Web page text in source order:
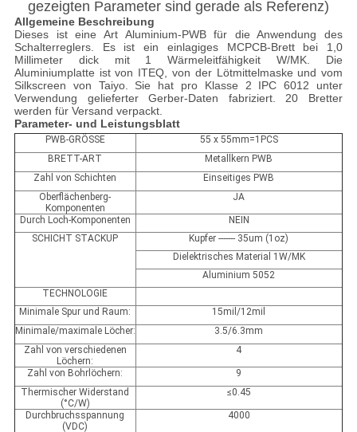
gezeigten Parameter sind gerade als Referenz)
Allgemeine Beschreibung
Dieses ist eine Art Aluminium-PWB für die Anwendung des
Schalterreglers. Es ist ein einlagiges MCPCB-Brett bei 1,0
Millimeter dick mit 1 Wärmeleitfähigkeit W/MK. Die
Aluminiumplatte ist von ITEQ, von der Lötmittelmaske und vom
Silkscreen von Taiyo. Sie hat pro Klasse 2 IPC 6012 unter
Verwendung gelieferter Gerber-Daten fabriziert. 20 Bretter
werden für Versand verpackt.
Parameter- und Leistungsblatt
PWB-GRÖSSE
55 x 55mm=1PCS
BRETT-ART
Metallkern PWB
Zahl von Schichten
Einseitiges PWB
Oberflächenberg-
Komponenten
JA
Durch Loch-Komponenten
NEIN
SCHICHT STACKUP
Kupfer ------- 35um (1oz)
Dielektrisches Material 1W/MK
Aluminium 5052
TECHNOLOGIE
Minimale Spur und Raum:
15mil/12mil
Minimale/maximale Löcher:
3.5/6.3mm
Zahl von verschiedenen
Löchern:
4
Zahl von Bohrlöchern:
9
Thermischer Widerstand
(°C/W)
≤0.45
Durchbruchsspannung
(VDC)
4000